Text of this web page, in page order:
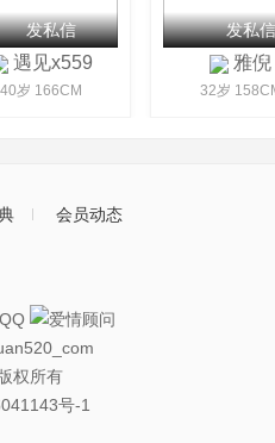
发私信
遇见x559
40岁 166CM
发私信
雅倪
32岁 158CM
会员动态
权所有
号-1